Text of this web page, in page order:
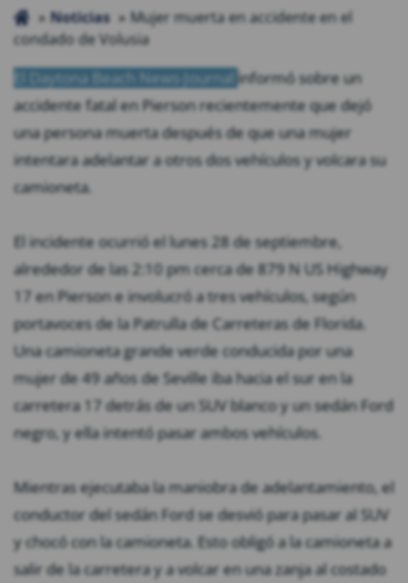
Noticias
Mujer muerta en accidente en el
condado de Volusia
El Daytona Beach News-Journal informó sobre un
accidente fatal en Pierson recientemente que dejó
una persona muerta después de que una mujer
intentara adelantar a otros dos vehículos y volcara su
camioneta.
El incidente ocurrió el lunes 28 de septiembre,
alrededor de las 2:10 pm cerca de 879 N US Highway
17 en Pierson e involucró a tres vehículos, según
portavoces de la Patrulla de Carreteras de Florida.
Una camioneta grande verde conducida por una
mujer de 49 años de Seville iba hacia el sur en la
carretera 17 detrás de un SUV blanco y un sedán Ford
negro, y ella intentó pasar ambos vehículos.
Mientras ejecutaba la maniobra de adelantamiento, el
conductor del sedán Ford se desvió para pasar al SUV
y chocó con la camioneta. Esto obligó a la camioneta a
salir de la carretera y a volcar en una zanja al costado